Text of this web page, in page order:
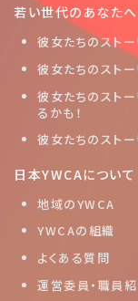
若い世代のあなたへ
彼女たちのスト
彼女たちのスト
彼女たちのスト
るかも！
彼女たちのスト
日本YWCAについて
地域のYWCA
YWCAの組織
よくある質問
運営委員・職員